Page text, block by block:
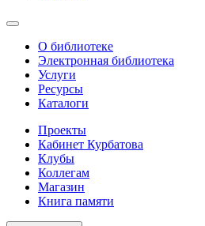
О библиотеке
Электронная библиотека
Услуги
Ресурсы
Каталоги
Проекты
Кабинет Курбатова
Клубы
Коллегам
Магазин
Книга памяти